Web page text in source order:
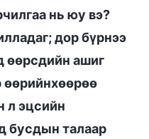
нь юу вэ?
дор бүрнээ
өөрсдийн ашиг
л эцсийн
бусдын талаар